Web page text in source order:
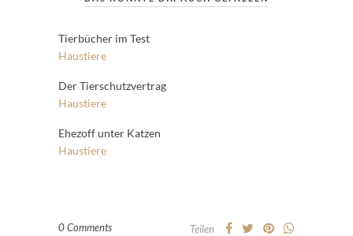
Tierbücher im Test
Haustiere
Der Tierschutzvertrag
Haustiere
Ehezoff unter Katzen
Haustiere
0 Comments Teilen